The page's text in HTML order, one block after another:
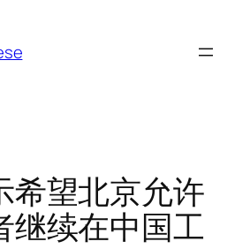
希望北京允许
继续在中国工